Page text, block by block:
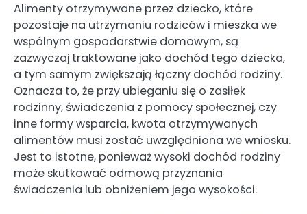
Alimenty otrzymywane przez dziecko, które
pozostaje na utrzymaniu rodziców i mieszka we
wspólnym gospodarstwie domowym, są
zazwyczaj traktowane jako dochód tego dziecka,
a tym samym zwiększają łączny dochód rodziny.
Oznacza to, że przy ubieganiu się o zasiłek
rodzinny, świadczenia z pomocy społecznej, czy
inne formy wsparcia, kwota otrzymywanych
alimentów musi zostać uwzględniona we wniosku.
Jest to istotne, ponieważ wysoki dochód rodziny
może skutkować odmową przyznania
świadczenia lub obniżeniem jego wysokości.